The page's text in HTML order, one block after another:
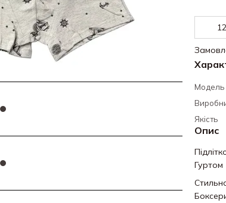
Модель
Якість
Опис
Гуртом